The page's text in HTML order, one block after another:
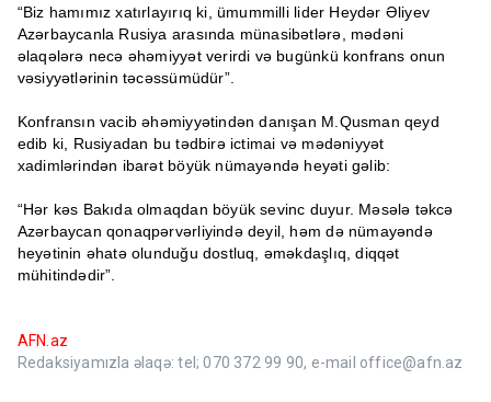
“Biz hamımız xatırlayırıq ki, ümummilli lider Heydər Əliyev
Azərbaycanla Rusiya arasında münasibətlərə, mədəni
əlaqələrə necə əhəmiyyət verirdi və bugünkü konfrans onun
vəsiyyətlərinin təcəssümüdür”.
Konfransın vacib əhəmiyyətindən danışan M.Qusman qeyd
edib ki, Rusiyadan bu tədbirə ictimai və mədəniyyət
xadimlərindən ibarət böyük nümayəndə heyəti gəlib:
“Hər kəs Bakıda olmaqdan böyük sevinc duyur. Məsələ təkcə
Azərbaycan qonaqpərvərliyində deyil, həm də nümayəndə
heyətinin əhatə olunduğu dostluq, əməkdaşlıq, diqqət
mühitindədir”.
AFN.az
Redaksiyamızla əlaqə: tel; 070 372 99 90, e-mail office@afn.az